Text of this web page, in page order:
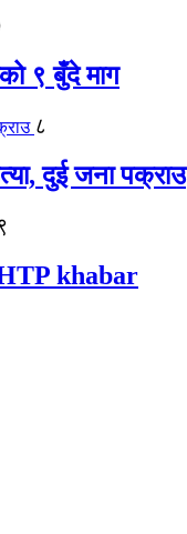
९ बुँदे माग
८
दुई जना पक्राउ
HTP khabar